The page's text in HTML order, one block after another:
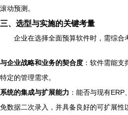
滚动预测。
三、选型与实施的关键考量
企业在选择全面预算软件时，需综合
与企业战略和业务的契合度 ：软件需能
特定的管理需求。
系统的集成与扩展能力 ：能否与现有
免数据二次录入，并具备良好的可扩展性